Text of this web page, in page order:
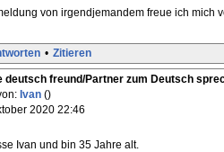
von irgendjemandem freue ich mich
• Zitieren
deutsch freund/Partner zum Deutsch
Ivan ()
2020 22:46
Ivan und bin 35 Jahre alt.